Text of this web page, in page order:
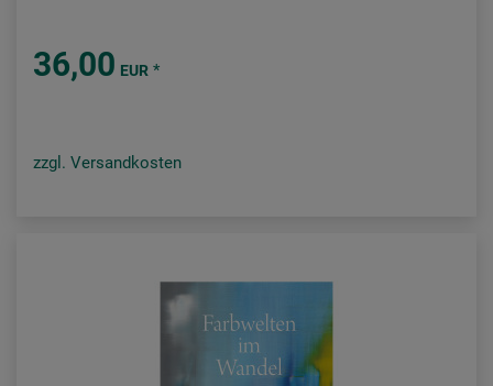
36,00 EUR *
zzgl. Versandkosten